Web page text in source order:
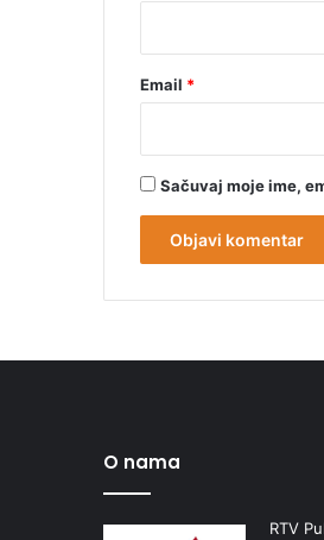
Email *
Sačuvaj moje ime,
O nama
RTV